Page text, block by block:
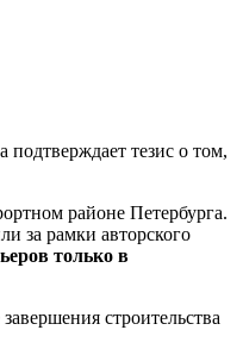
тезис о том,
районе Петербурга.
за рамки авторского
только в
строительства